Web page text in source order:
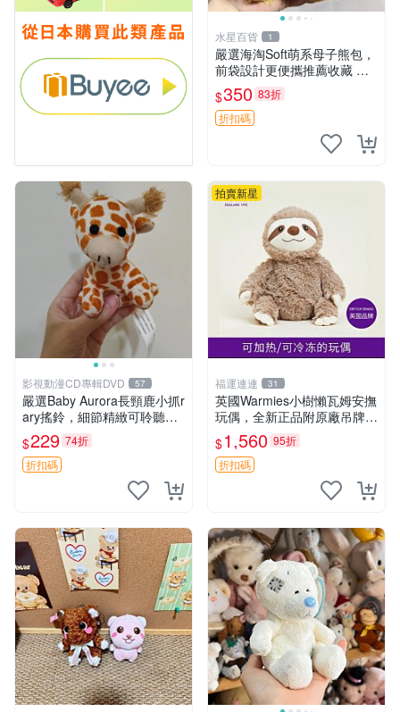
水星百貨 1
嚴選海淘Soft萌系母子熊包，
前袋設計更便攜推薦收藏 母
子熊 軟綿綿 包包
$350 83折
折扣碼
影視動漫CD專輯DVD 57
嚴選Baby Aurora長頸鹿小抓r
ary搖鈴，細節精緻可聆聽清
脆鈴音 軟萌可愛 定制紀念 金
屬搖鈴 新手媽咪推薦 長頸鹿
抓rary 搖鈴
$229 74折
折扣碼
拍賣新星
福運連連 31
英國Warmies小樹懶瓦姆安撫
玩偶，全新正品附原廠吊牌與
防塵袋，內藏薰衣草可加熱，
適合各個年齡層，冷暖兩用享
受抱抱樂趣，不容錯過嚴選好
$1,560 95折
折扣碼